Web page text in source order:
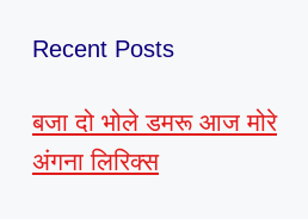
Recent Posts
बजा दो भोले डमरू आज मोरे
अंगना लिरिक्स